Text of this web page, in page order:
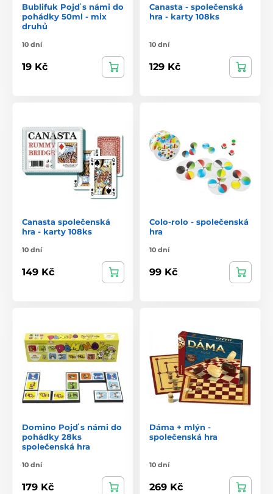
Bublifuk Pojď s námi do
pohádky 50ml - mix
druhů
10 dní
19 Kč
Canasta - společenská
hra - karty 108ks
10 dní
129 Kč
Canasta společenská
hra - karty 108ks
10 dní
149 Kč
Colo-rolo - společenská
hra
10 dní
99 Kč
Domino Pojď s námi do
pohádky 28ks
společenská hra
10 dní
179 Kč
Dáma + mlýn -
společenská hra
10 dní
269 Kč